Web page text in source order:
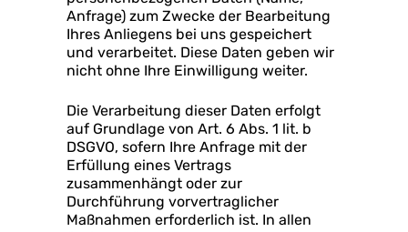
Anfrage) zum Zwecke der Bearbeitung
Ihres Anliegens bei uns gespeichert
und verarbeitet. Diese Daten geben wir
nicht ohne Ihre Einwilligung weiter.
Die Verarbeitung dieser Daten erfolgt
auf Grundlage von Art. 6 Abs. 1 lit. b
DSGVO, sofern Ihre Anfrage mit der
Erfüllung eines Vertrags
zusammenhängt oder zur
Durchführung vorvertraglicher
Maßnahmen erforderlich ist. In allen